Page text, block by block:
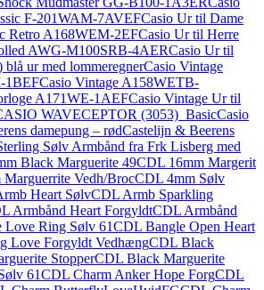
F-201WAM-7AVEFCasio Ur til Dame
Retro A168WEM-2EFCasio Ur til Herre
AWG-M100SRB-4AERCasio Ur til
ur med lommeregnerCasio Vintage
1BEFCasio Vintage A158WETB-
A171WE-1AEFCasio Vintage Ur til
WAVECEPTOR (3053)_BasicCasio
damepung – rødCastelijn & Beerens
Sølv Armbånd fra Frk Lisberg med
Black Marguerite 49CDL 16mm Margerit
Vedh/BrocCDL 4mm Sølv
Heart SølvCDL Armb Sparkling
Armbånd Heart ForgyldtCDL Armbånd
Love Ring Sølv 61CDL Bangle Open Heart
Love Forgyldt VedhængCDL Black
StopperCDL Black Marguerite
61CDL Charm Anker Hope ForgCDL